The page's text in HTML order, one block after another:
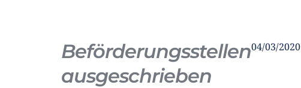
Beförderungsstellen
ausgeschrieben
04/03/2020